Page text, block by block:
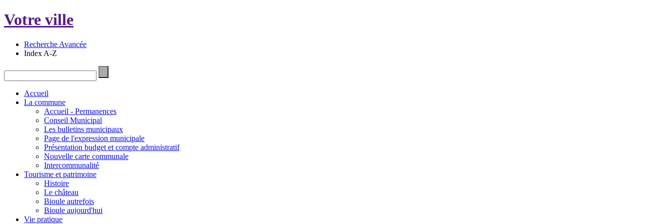
Votre ville
Recherche Avancée
Index A-Z
Accueil
La commune
Accueil - Permanences
Conseil Municipal
Les bulletins municipaux
Page de l'expression municipale
Présentation budget et compte administratif
Nouvelle carte communale
Intercommunalité
Tourisme et patrimoine
Histoire
Le château
Bioule autrefois
Bioule aujourd'hui
Vie pratique